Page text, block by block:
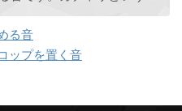
る音
ップを置く音